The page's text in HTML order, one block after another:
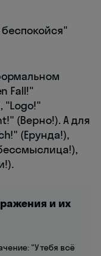
Fall!"
"Logo!"
(Верно!). А для
(Ерунда!),
и их
"У тебя всё